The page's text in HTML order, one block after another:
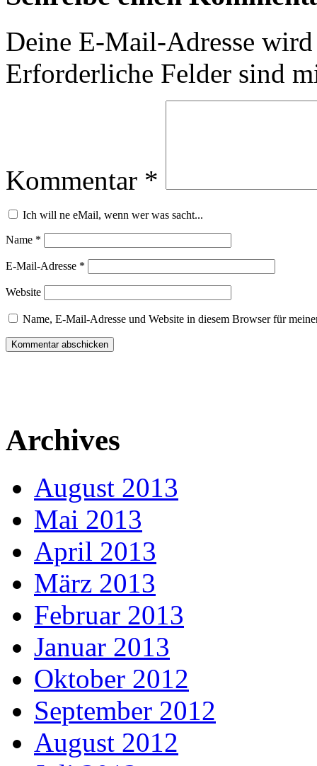
Deine E-Mail-Adresse
Erforderliche Felder sind
Kommentar *
Ich will ne eMail, wenn wer was sacht...
Name *
E-Mail-Adresse *
Website
Name, E-Mail-Adresse und Website in diesem Browser für
Archives
August 2013
Mai 2013
April 2013
März 2013
Februar 2013
Januar 2013
Oktober 2012
September 2012
August 2012